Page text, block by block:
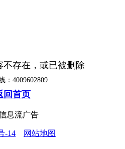
不存在，或已被删除
：4009602809
回首页
息流广告
-14
网站地图